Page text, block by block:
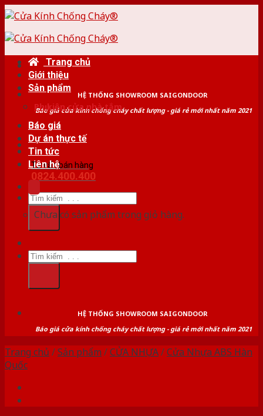
Skip
content
HỆ THỐNG SHOWROOM SAIGONDOOR
Báo giá cửa kính chống cháy chất lượng - giá rẻ mới nhất năm 2021
Tư vấn bán hàng
0824.400.400
Tìm
kiếm:
Trang chủ
Giới thiệu
Sản phẩm
Phụ kiện cửa nhà tắm
Báo giá
Dự án thực tế
Tin tức
Liên hệ
Chưa có sản phẩm trong giỏ hàng.
Tìm
kiếm:
HỆ THỐNG SHOWROOM SAIGONDOOR
Báo giá cửa kính chống cháy chất lượng - giá rẻ mới nhất năm 2021
Trang chủ /Sản phẩm /CỬA NHỰA/Cửa Nhựa ABS Hàn
Quốc